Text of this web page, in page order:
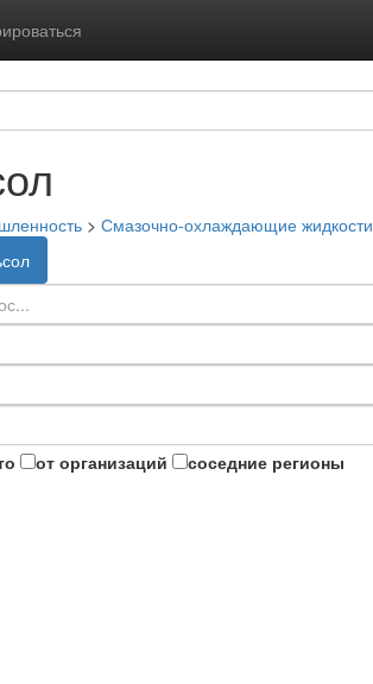
> Смазочно-охлаждающие жидкости
от организаций соседние регионы